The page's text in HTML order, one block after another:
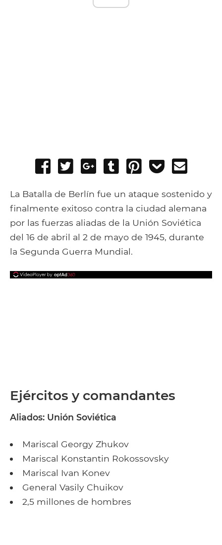
Share
Facebook
Tweet
Share
Google+
Post
Tumblr
Pin
Add
Pocket
La Batalla de Berlín fue un ataque sostenido y
finalmente exitoso contra la ciudad alemana
por las fuerzas aliadas de la Unión Soviética
del 16 de abril al 2 de mayo de 1945, durante
la Segunda Guerra Mundial.
Ejércitos y comandantes
Aliados: Unión Soviética
Mariscal Georgy Zhukov
Mariscal Konstantin Rokossovsky
Mariscal Ivan Konev
General Vasily Chuikov
2,5 millones de hombres